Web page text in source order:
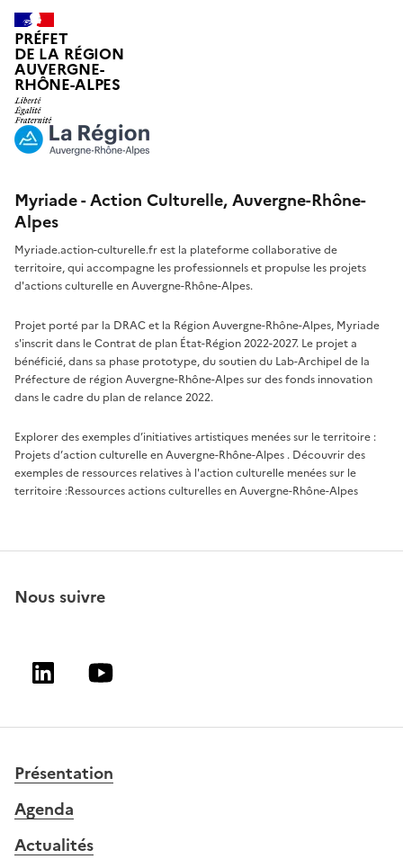
PRÉFET
DE LA RÉGION
AUVERGNE-
RHÔNE-ALPES
Myriade - Action Culturelle, Auvergne-Rhône-
Alpes
Myriade.action-culturelle.fr est la plateforme collaborative de
territoire, qui accompagne les professionnels et propulse les projets
d'actions culturelle en Auvergne-Rhône-Alpes.
Projet porté par la DRAC et la Région Auvergne-Rhône-Alpes, Myriade
s'inscrit dans le Contrat de plan État-Région 2022-2027. Le projet a
bénéficié, dans sa phase prototype, du soutien du Lab-Archipel de la
Préfecture de région Auvergne-Rhône-Alpes sur des fonds innovation
dans le cadre du plan de relance 2022.
Explorer des exemples d’initiatives artistiques menées sur le territoire :
Projets d’action culturelle en Auvergne-Rhône-Alpes . Découvrir des
exemples de ressources relatives à l'action culturelle menées sur le
territoire :Ressources actions culturelles en Auvergne-Rhône-Alpes
Nous suivre
LinkedinYoutube
Présentation
Agenda
Actualités